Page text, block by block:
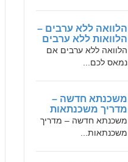
הלוואה ללא ערבים –
הלוואות ללא ערבים
הלוואה ללא ערבים אם
נמאס לכם...
משכנתא חדשה –
מדריך משכנתאות
משכנתא חדשה – מדריך
משכנתאות...